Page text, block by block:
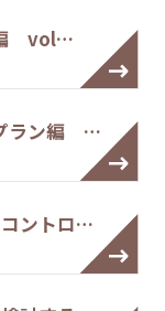
編 vol…
ラン編 …
ントロ…